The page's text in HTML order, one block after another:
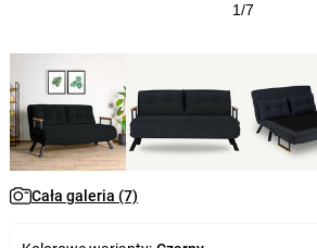
1/7
Cała galeria (7)